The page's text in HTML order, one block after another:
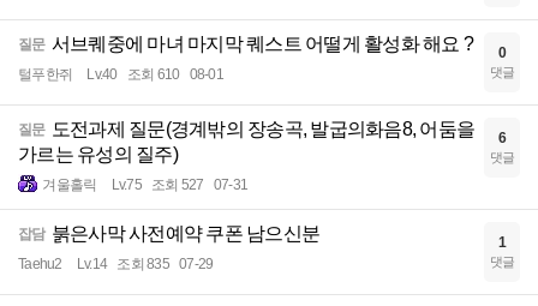
질문 서브퀘중에 마녀 마지막 퀘스트 어떨게 활성화 해요 ?
털푸한쥐 Lv.40 조회 610 08-01
0
댓글
질문 도전과제 질문(경계밖의 장송곡, 발굽의화음8, 어둠을
가르는 유성의 질주)
겨울홀릭 Lv.75 조회 527 07-31
6
댓글
잡담 붉은사막 사전예약 쿠폰 남으신분
Taehu2 Lv.14 조회 835 07-29
1
댓글